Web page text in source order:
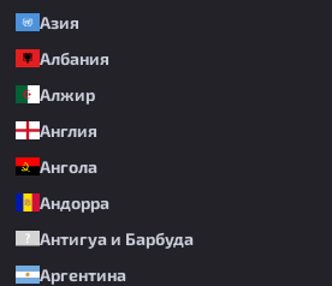
Азия
Албания
Алжир
Англия
Ангола
Андорра
Антигуа и Барбуда
Аргентина